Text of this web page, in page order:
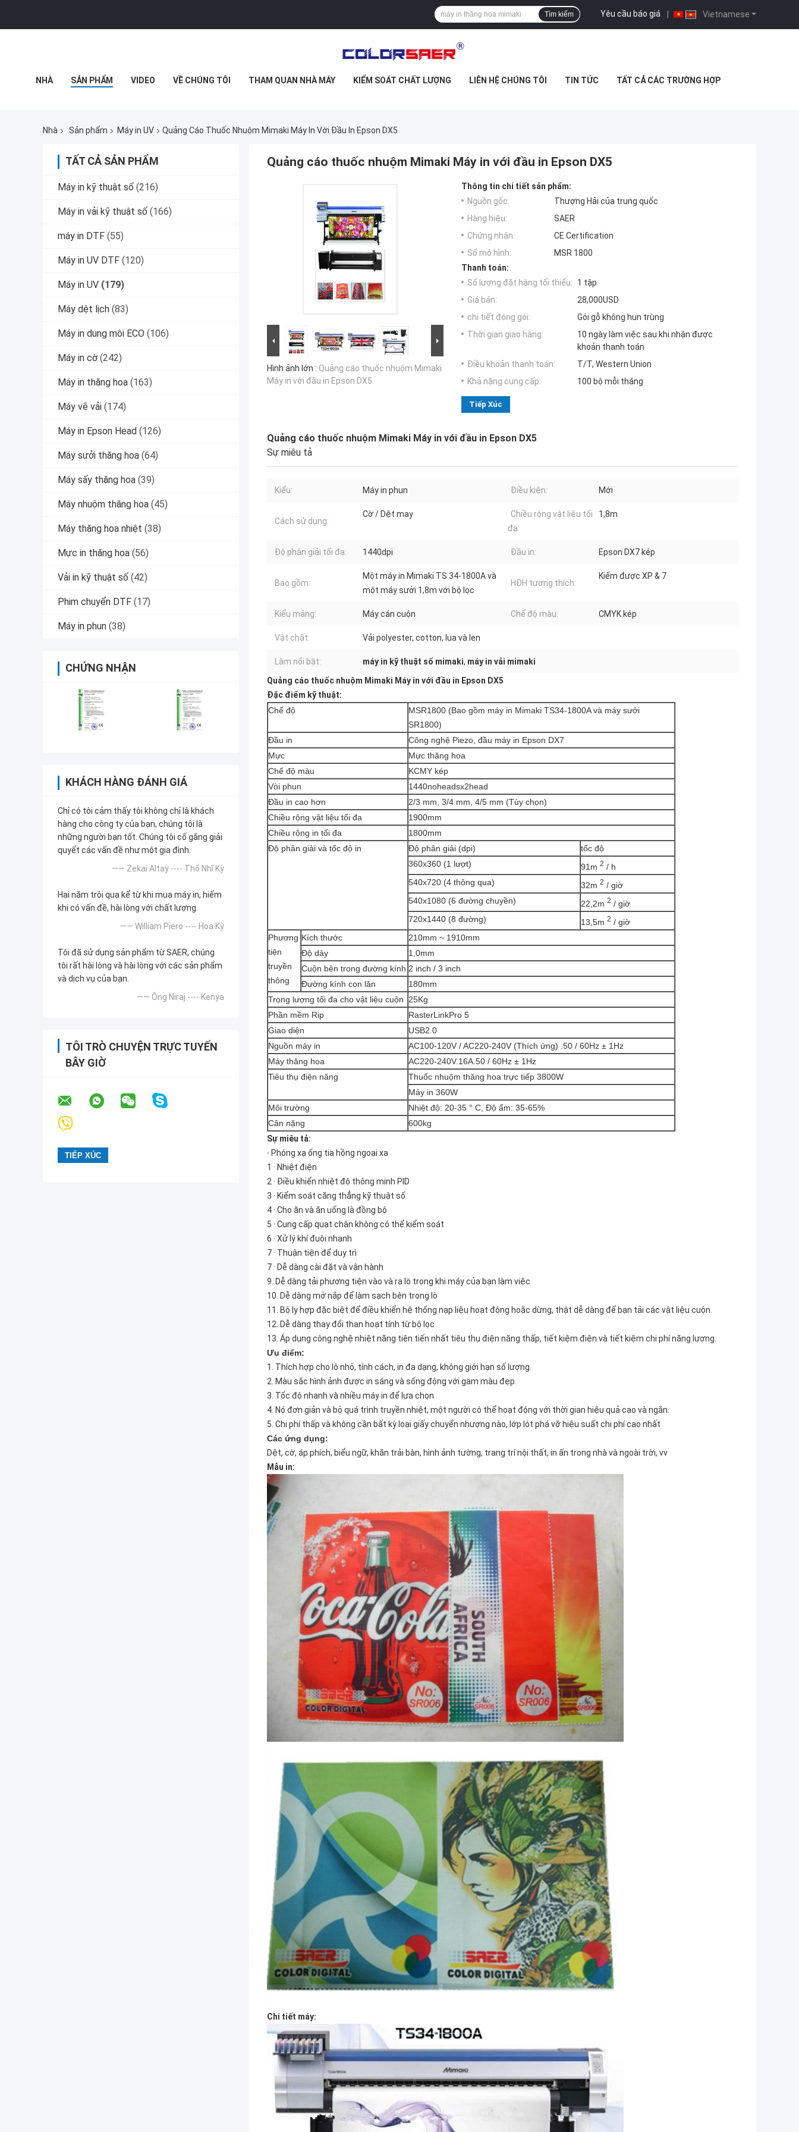
Vietnamese
Yêu cầu báo giá |
Tìm kiếm
NHÀ SẢN PHẨM VIDEO VỀ CHÚNG TÔI THAM QUAN NHÀ MÁY KIỂM SOÁT CHẤT LƯỢNG LIÊN HỆ CHÚNG TÔI TIN TỨC TẤT CẢ CÁC TRƯỜNG HỢP
Nhà Sản phẩm Máy in UV Quảng Cáo Thuốc Nhuộm Mimaki Máy In Với Đầu In Epson DX5
TẤT CẢ SẢN PHẨM
Máy in kỹ thuật số (216)
Máy in vải kỹ thuật số (166)
máy in DTF (55)
Máy in UV DTF (120)
Máy in UV (179)
Máy dệt lịch (83)
Máy in dung môi ECO (106)
Máy in cờ (242)
Máy in thăng hoa (163)
Máy vẽ vải (174)
Máy in Epson Head (126)
Máy sưởi thăng hoa (64)
Máy sấy thăng hoa (39)
Máy nhuộm thăng hoa (45)
Máy thăng hoa nhiệt (38)
Mực in thăng hoa (56)
Vải in kỹ thuật số (42)
Phim chuyển DTF (17)
Máy in phun (38)
CHỨNG NHẬN
KHÁCH HÀNG ĐÁNH GIÁ
Chỉ có tôi cảm thấy tôi không chỉ là khách
hàng cho công ty của bạn, chúng tôi là
những người bạn tốt. Chúng tôi cố gắng giải
quyết các vấn đề như một gia đình.
—— Zekai Altay ---- Thổ Nhĩ Kỳ
Hai năm trôi qua kể từ khi mua máy in, hiếm
khi có vấn đề, hài lòng với chất lượng.
—— William Piero ---- Hoa Kỳ
Tôi đã sử dụng sản phẩm từ SAER, chúng
tôi rất hài lòng và hài lòng với các sản phẩm
và dịch vụ của bạn.
—— Ông Niraj ---- Kenya
TÔI TRÒ CHUYỆN TRỰC TUYẾN
BÂY GIỜ
Quảng cáo thuốc nhuộm Mimaki Máy in với đầu in Epson DX5
Hình ảnh lớn : Quảng cáo thuốc nhuộm Mimaki
Máy in với đầu in Epson DX5
Thông tin chi tiết sản phẩm:
Nguồn gốc:
Thượng Hải của trung quốc
Hàng hiệu:
SAER
Chứng nhận:
CE Certification
Số mô hình:
MSR 1800
Thanh toán:
Số lượng đặt hàng tối thiểu:
1 tập
Giá bán:
28,000USD
chi tiết đóng gói:
Gói gỗ không hun trùng
Thời gian giao hàng:
10 ngày làm việc sau khi nhận được
khoản thanh toán
Điều khoản thanh toán:
T/T, Western Union
Khả năng cung cấp:
100 bộ mỗi tháng
Tiếp Xúc
Quảng cáo thuốc nhuộm Mimaki Máy in với đầu in Epson DX5
Sự miêu tả
Kiểu: Máy in phun Điều kiện: Mới
Cách sử dụng:
Cờ / Dệt may
Chiều rộng vật liệu tối
đa:
1,8m
Độ phân giải tối đa: 1440dpi Đầu in: Epson DX7 kép
Bao gồm:
Một máy in Mimaki TS 34-1800A và
một máy sưởi 1,8m với bộ lọc
HĐH tương thích:
Kiếm được XP & 7
Kiểu mảng: Máy cán cuộn Chế độ màu: CMYK kép
Vật chất: Vải polyester, cotton, lụa và len
Làm nổi bật: máy in kỹ thuật số mimaki, máy in vải mimaki
Quảng cáo thuốc nhuộm Mimaki Máy in với đầu in Epson DX5
Đặc điểm kỹ thuật:
Chế độ
MSR1800 (Bao gồm máy in Mimaki TS34-1800A và máy sưởi
SR1800)
Đầu in
Công nghệ Piezo, đầu máy in Epson DX7
Mực
Mực thăng hoa
Chế độ màu
KCMY kép
Vòi phun
1440noheadsx2head
Đầu in cao hơn
2/3 mm, 3/4 mm, 4/5 mm (Tùy chọn)
Chiều rộng vật liệu tối đa
1900mm
Chiều rộng in tối đa
1800mm
Độ phân giải và tốc độ in
Độ phân giải (dpi)
tốc độ
360x360 (1 lượt)
91m 2 / h
540x720 (4 thông qua)
32m 2 / giờ
540x1080 (6 đường chuyền)
22,2m 2 / giờ
720x1440 (8 đường)
13,5m 2 / giờ
Phương
tiện
truyền
thông
Kích thước
210mm ~ 1910mm
Độ dày
1,0mm
Cuộn bên trong đường kính 2 inch / 3 inch
Đường kính con lăn
180mm
Trọng lượng tối đa cho vật liệu cuộn 25Kg
Phần mềm Rip
RasterLinkPro 5
Giao diện
USB2.0
Nguồn máy in
AC100-120V / AC220-240V (Thích ứng) .50 / 60Hz ± 1Hz
Máy thăng hoa
AC220-240V.16A.50 / 60Hz ± 1Hz
Tiêu thụ điện năng
Thuốc nhuộm thăng hoa trực tiếp 3800W
Máy in 360W
Môi trường
Nhiệt độ: 20-35 ° C, Độ ẩm: 35-65%
Cân nặng
600kg
Sự miêu tả:
· Phóng xạ ống tia hồng ngoại xa
1 · Nhiệt điện
2 · Điều khiển nhiệt độ thông minh PID
3 · Kiểm soát căng thẳng kỹ thuật số
4 · Cho ăn và ăn uống là đồng bộ
5 · Cung cấp quạt chân không có thể kiểm soát
6 · Xử lý khí đuôi nhanh
7 · Thuận tiện để duy trì
7 · Dễ dàng cài đặt và vận hành
9. Dễ dàng tải phương tiện vào và ra lò trong khi máy của bạn làm việc
10. Dễ dàng mở nắp để làm sạch bên trong lò
11. Bộ ly hợp đặc biệt để điều khiển hệ thống nạp liệu hoạt động hoặc dừng, thật dễ dàng để bạn tải các vật liệu cuộn.
12. Dễ dàng thay đổi than hoạt tính từ bộ lọc
13. Áp dụng công nghệ nhiệt năng tiên tiến nhất tiêu thụ điện năng thấp, tiết kiệm điện và tiết kiệm chi phí năng lượng.
Ưu điểm:
1. Thích hợp cho lô nhỏ, tính cách, in đa dạng, không giới hạn số lượng.
2. Màu sắc hình ảnh được in sáng và sống động với gam màu đẹp.
3. Tốc độ nhanh và nhiều máy in để lựa chọn
4. Nó đơn giản và bỏ quá trình truyền nhiệt, một người có thể hoạt động với thời gian hiệu quả cao và ngắn.
5. Chi phí thấp và không cần bất kỳ loại giấy chuyển nhượng nào, lớp lót phá vỡ hiệu suất chi phí cao nhất
Các ứng dụng:
Dệt, cờ, áp phích, biểu ngữ, khăn trải bàn, hình ảnh tường, trang trí nội thất, in ấn trong nhà và ngoài trời, vv
Mẫu in:
Chi tiết máy: